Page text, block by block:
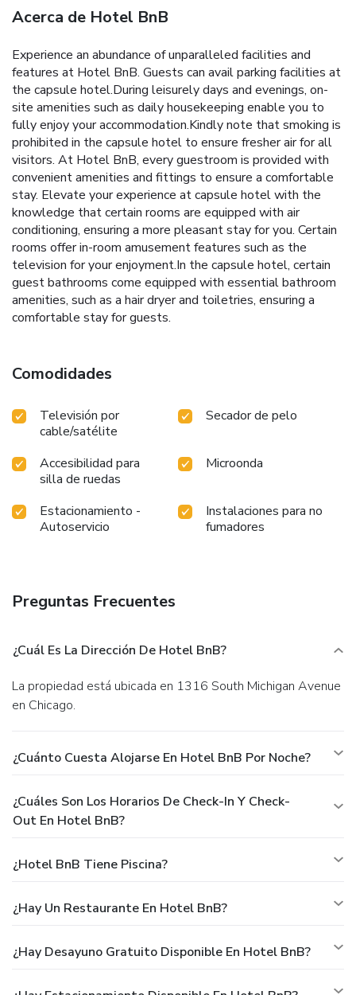
Acerca de Hotel BnB
Experience an abundance of unparalleled facilities and
features at Hotel BnB. Guests can avail parking facilities at
the capsule hotel.During leisurely days and evenings, on-
site amenities such as daily housekeeping enable you to
fully enjoy your accommodation.Kindly note that smoking is
prohibited in the capsule hotel to ensure fresher air for all
visitors. At Hotel BnB, every guestroom is provided with
convenient amenities and fittings to ensure a comfortable
stay. Elevate your experience at capsule hotel with the
knowledge that certain rooms are equipped with air
conditioning, ensuring a more pleasant stay for you. Certain
rooms offer in-room amusement features such as the
television for your enjoyment.In the capsule hotel, certain
guest bathrooms come equipped with essential bathroom
amenities, such as a hair dryer and toiletries, ensuring a
comfortable stay for guests.
Comodidades
Televisión por
cable/satélite
Secador de pelo
Accesibilidad para
silla de ruedas
Microonda
Estacionamiento -
Autoservicio
Instalaciones para no
fumadores
Preguntas Frecuentes
¿Cuál Es La Dirección De Hotel BnB?
La propiedad está ubicada en 1316 South Michigan Avenue
en Chicago.
¿Cuánto Cuesta Alojarse En Hotel BnB Por Noche?
¿Cuáles Son Los Horarios De Check-In Y Check-
Out En Hotel BnB?
¿Hotel BnB Tiene Piscina?
¿Hay Un Restaurante En Hotel BnB?
¿Hay Desayuno Gratuito Disponible En Hotel BnB?